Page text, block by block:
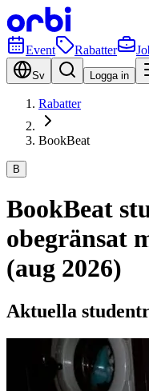
Event Rabatter
Sv Logga in
Rabatter
BookBeat
B
BookBeat
obegränsat
(aug 2026)
Aktuella